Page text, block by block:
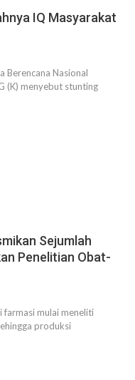
IQ Masyarakat
Berencana Nasional
(K) menyebut stunting
Sejumlah
Penelitian Obat-
farmasi mulai meneliti
produksi